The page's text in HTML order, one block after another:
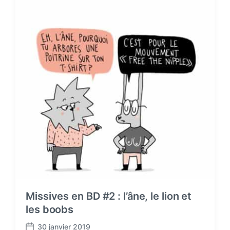
Missives en BD #2 : l’âne, le lion et
les boobs
30 janvier 2019